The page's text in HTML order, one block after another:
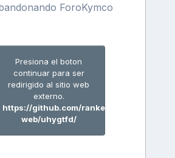
ForoKymco
Presiona el boton
continuar para ser
redirigido al sitio web
externo.
https://github.com/rankersunny2-
web/uhygtfd/